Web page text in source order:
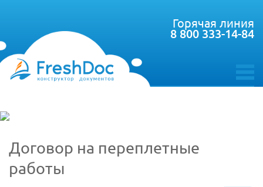
toggle
Горячая линия
8 800 333-14-84
Договор на переплетные
работы